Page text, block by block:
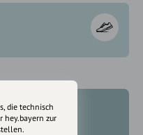
die technisch
hey.bayern zur